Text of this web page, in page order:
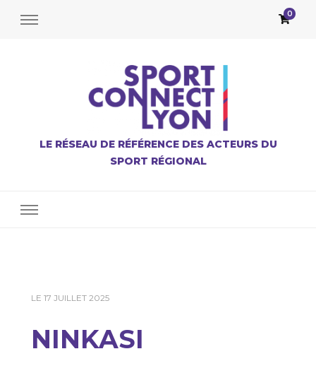
0
LE RÉSEAU DE RÉFÉRENCE DES ACTEURS DU
SPORT RÉGIONAL
LE 17 JUILLET 2025
NINKASI